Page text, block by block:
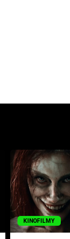
KINOFILMY